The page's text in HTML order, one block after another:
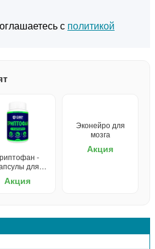
с политикой
-
для
Акция
Эконейро для
мозга
Акция